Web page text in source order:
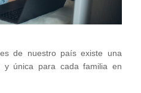
de nuestro país existe una
y única para cada familia en